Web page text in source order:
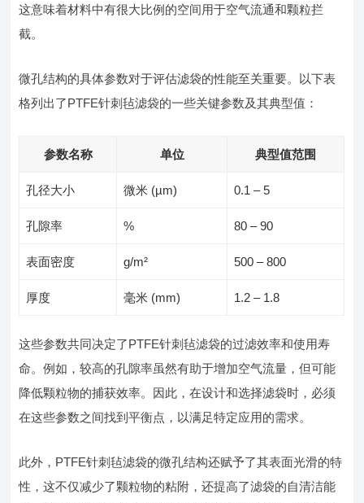
这意味着材料中有很大比例的空间用于空气流通和颗粒拦
截。
微孔结构的具体参数对于评估滤袋的性能至关重要。以下表
格列出了PTFE针刺毡滤袋的一些关键参数及其典型值：
参数名称 单位 典型值范围
孔径大小 微米 (µm) 0.1 – 5
孔隙率 % 80 – 90
表面密度 g/m² 500 – 800
厚度 毫米 (mm) 1.2 – 1.8
这些参数共同决定了PTFE针刺毡滤袋的过滤效率和使用寿
命。例如，较高的孔隙率虽然有助于增加空气流量，但可能
降低颗粒物的捕获效率。因此，在设计和选择滤袋时，必须
在这些参数之间找到平衡点，以满足特定应用的需求。
此外，PTFE针刺毡滤袋的微孔结构还赋予了其表面光滑的特
性，这不仅减少了颗粒物的粘附，还提高了滤袋的自清洁能